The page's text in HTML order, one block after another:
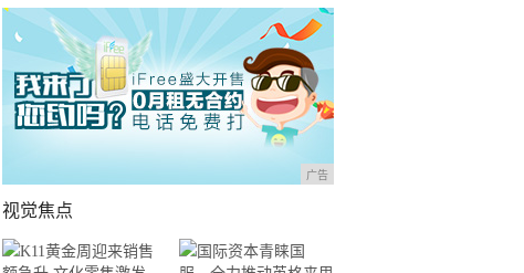
广告
视觉焦点